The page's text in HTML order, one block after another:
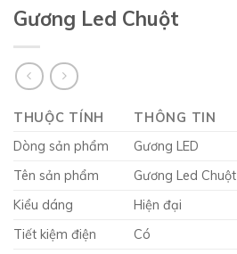
Gương Led Chuột
THUỘC TÍNH
THÔNG TIN
Dòng sản phẩm
Gương LED
Tên sản phẩm
Gương Led Chuột
Kiểu dáng
Hiện đại
Tiết kiệm điện
Có